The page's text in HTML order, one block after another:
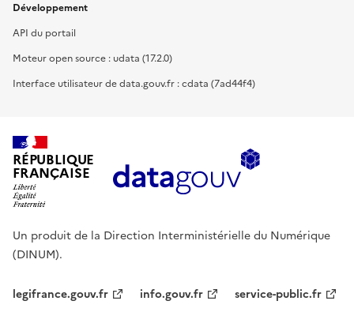
Développement
API du portail
Moteur open source : udata (17.2.0)
Interface utilisateur de data.gouv.fr : cdata (7ad44f4)
RÉPUBLIQUE
FRANÇAISE
Un produit de la Direction Interministérielle du Numérique
(DINUM).
legifrance.gouv.fr info.gouv.fr service-public.fr